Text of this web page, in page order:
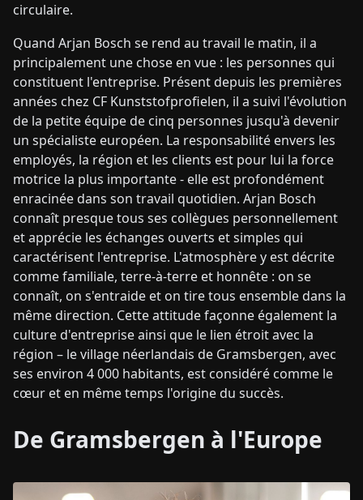
circulaire.
Quand Arjan Bosch se rend au travail le matin, il a
principalement une chose en vue : les personnes qui
constituent l'entreprise. Présent depuis les premières
années chez CF Kunststofprofielen, il a suivi l'évolution
de la petite équipe de cinq personnes jusqu'à devenir
un spécialiste européen. La responsabilité envers les
employés, la région et les clients est pour lui la force
motrice la plus importante - elle est profondément
enracinée dans son travail quotidien. Arjan Bosch
connaît presque tous ses collègues personnellement
et apprécie les échanges ouverts et simples qui
caractérisent l'entreprise. L'atmosphère y est décrite
comme familiale, terre-à-terre et honnête : on se
connaît, on s'entraide et on tire tous ensemble dans la
même direction. Cette attitude façonne également la
culture d'entreprise ainsi que le lien étroit avec la
région – le village néerlandais de Gramsbergen, avec
ses environ 4 000 habitants, est considéré comme le
cœur et en même temps l'origine du succès.
De Gramsbergen à l'Europe